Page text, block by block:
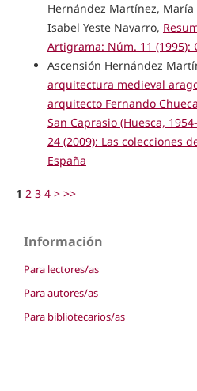
Hernández Martínez,
Isabel Yeste Navarro,
Artigrama: Núm. 11 (1995):
Ascensión Hernández
arquitectura medieval
arquitecto Fernando
San Caprasio (Huesca,
24 (2009): Las colecciones
España
1 2 3 4 > >>
Información
Para lectores/as
Para autores/as
Para bibliotecarios/as